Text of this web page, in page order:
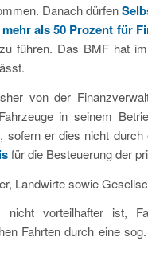
Danach dürfen
mehr als 50 Prozent für
führen. Das BMF hat
von der
in seinem
er dies nicht
für die Besteuerung der
Landwirte sowie
vorteilhafter ist,
Fahrten durch eine